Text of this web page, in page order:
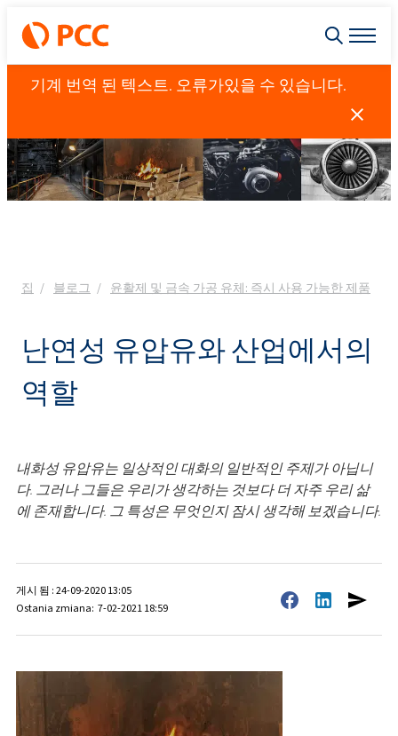
기계 번역 된 텍스트. 오류가있을 수 있습니다.
집 블로그 윤활제 및 금속 가공 유체: 즉시 사용 가능한 제품
난연성 유압유와 산업에서의
역할
내화성 유압유는 일상적인 대화의 일반적인 주제가 아닙니
다. 그러나 그들은 우리가 생각하는 것보다 더 자주 우리 삶
에 존재합니다. 그 특성은 무엇인지 잠시 생각해 보겠습니다.
게시 됨 : 24-09-2020 13:05
Ostania zmiana: 7-02-2021 18:59